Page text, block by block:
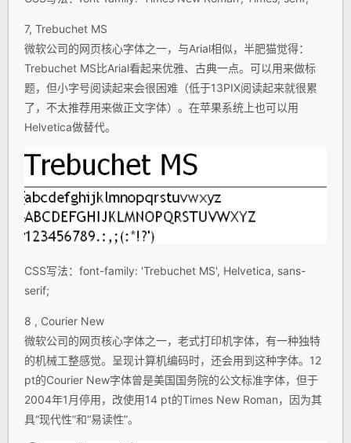
7, Trebuchet MS
微软公司的网页核心字体之一，与Arial相似，半肥猫觉得：
Trebuchet MS比Arial看起来优雅、古典一点。可以用来做标
题，但小字号阅读起来会很困难（低于13PIX阅读起来就很累
了，不太推荐用来做正文字体）。在苹果系统上也可以用
Helvetica做替代。
CSS写法：font-family: 'Trebuchet MS', Helvetica, sans-
serif;
8 , Courier New
微软公司的网页核心字体之一，老式打印机字体，有一种独特
的机械工整感觉。呈现计算机编码时，还会用到这种字体。12
pt的Courier New字体曾是美国国务院的公文标准字体，但于
2004年1月停用，改使用14 pt的Times New Roman，因为其
具“现代性”和“易读性”。